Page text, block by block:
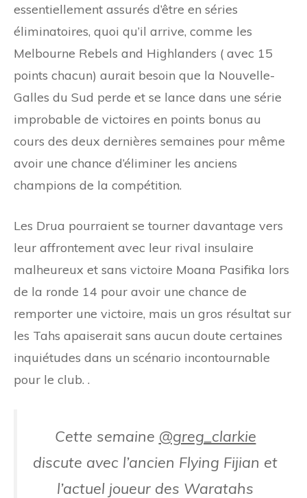
essentiellement assurés d’être en séries
éliminatoires, quoi qu’il arrive, comme les
Melbourne Rebels and Highlanders ( avec 15
points chacun) aurait besoin que la Nouvelle-
Galles du Sud perde et se lance dans une série
improbable de victoires en points bonus au
cours des deux dernières semaines pour même
avoir une chance d’éliminer les anciens
champions de la compétition.
Les Drua pourraient se tourner davantage vers
leur affrontement avec leur rival insulaire
malheureux et sans victoire Moana Pasifika lors
de la ronde 14 pour avoir une chance de
remporter une victoire, mais un gros résultat sur
les Tahs apaiserait sans aucun doute certaines
inquiétudes dans un scénario incontournable
pour le club. .
Cette semaine @greg_clarkie
discute avec l’ancien Flying Fijian et
l’actuel joueur des Waratahs